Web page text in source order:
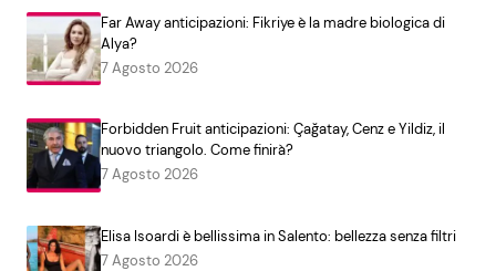
Far Away anticipazioni: Fikriye è la madre biologica di
Alya?
7 Agosto 2026
Forbidden Fruit anticipazioni: Çağatay, Cenz e Yildiz, il
nuovo triangolo. Come finirà?
7 Agosto 2026
Elisa Isoardi è bellissima in Salento: bellezza senza filtri
7 Agosto 2026